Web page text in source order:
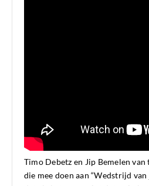
Timo Debetz en Jip Bemelen
die mee doen aan “Wedstrijd